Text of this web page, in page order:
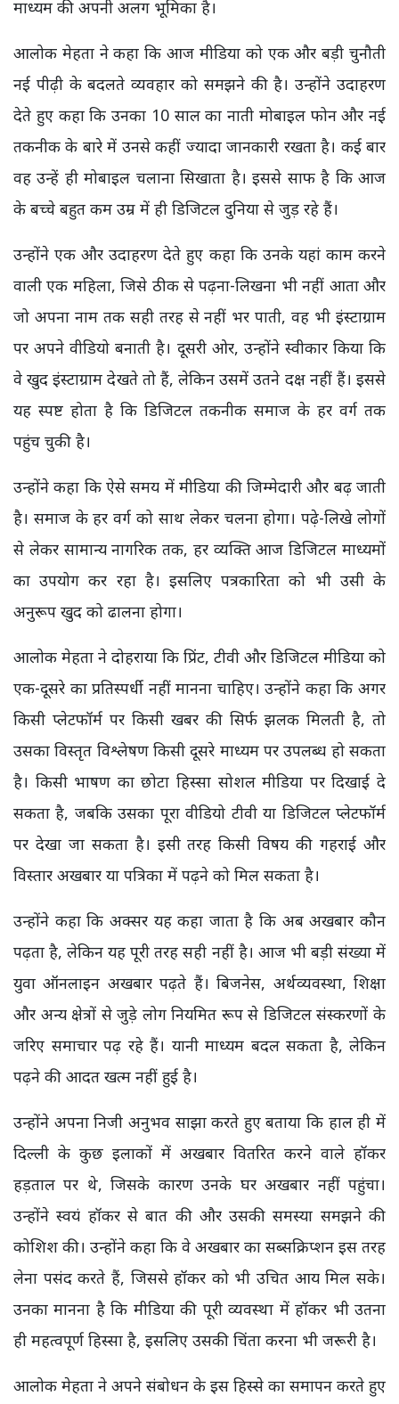
माध्यम की अपनी अलग भूमिका है।
आलोक मेहता ने कहा कि आज मीडिया को एक और बड़ी चुनौती
नई पीढ़ी के बदलते व्यवहार को समझने की है। उन्होंने उदाहरण
देते हुए कहा कि उनका 10 साल का नाती मोबाइल फोन और नई
तकनीक के बारे में उनसे कहीं ज्यादा जानकारी रखता है। कई बार
वह उन्हें ही मोबाइल चलाना सिखाता है। इससे साफ है कि आज
के बच्चे बहुत कम उम्र में ही डिजिटल दुनिया से जुड़ रहे हैं।
उन्होंने एक और उदाहरण देते हुए कहा कि उनके यहां काम करने
वाली एक महिला, जिसे ठीक से पढ़ना-लिखना भी नहीं आता और
जो अपना नाम तक सही तरह से नहीं भर पाती, वह भी इंस्टाग्राम
पर अपने वीडियो बनाती है। दूसरी ओर, उन्होंने स्वीकार किया कि
वे खुद इंस्टाग्राम देखते तो हैं, लेकिन उसमें उतने दक्ष नहीं हैं। इससे
यह स्पष्ट होता है कि डिजिटल तकनीक समाज के हर वर्ग तक
पहुंच चुकी है।
उन्होंने कहा कि ऐसे समय में मीडिया की जिम्मेदारी और बढ़ जाती
है। समाज के हर वर्ग को साथ लेकर चलना होगा। पढ़े-लिखे लोगों
से लेकर सामान्य नागरिक तक, हर व्यक्ति आज डिजिटल माध्यमों
का उपयोग कर रहा है। इसलिए पत्रकारिता को भी उसी के
अनुरूप खुद को ढालना होगा।
आलोक मेहता ने दोहराया कि प्रिंट, टीवी और डिजिटल मीडिया को
एक-दूसरे का प्रतिस्पर्धी नहीं मानना चाहिए। उन्होंने कहा कि अगर
किसी प्लेटफॉर्म पर किसी खबर की सिर्फ झलक मिलती है, तो
उसका विस्तृत विश्लेषण किसी दूसरे माध्यम पर उपलब्ध हो सकता
है। किसी भाषण का छोटा हिस्सा सोशल मीडिया पर दिखाई दे
सकता है, जबकि उसका पूरा वीडियो टीवी या डिजिटल प्लेटफॉर्म
पर देखा जा सकता है। इसी तरह किसी विषय की गहराई और
विस्तार अखबार या पत्रिका में पढ़ने को मिल सकता है।
उन्होंने कहा कि अक्सर यह कहा जाता है कि अब अखबार कौन
पढ़ता है, लेकिन यह पूरी तरह सही नहीं है। आज भी बड़ी संख्या में
युवा ऑनलाइन अखबार पढ़ते हैं। बिजनेस, अर्थव्यवस्था, शिक्षा
और अन्य क्षेत्रों से जुड़े लोग नियमित रूप से डिजिटल संस्करणों के
जरिए समाचार पढ़ रहे हैं। यानी माध्यम बदल सकता है, लेकिन
पढ़ने की आदत खत्म नहीं हुई है।
उन्होंने अपना निजी अनुभव साझा करते हुए बताया कि हाल ही में
दिल्ली के कुछ इलाकों में अखबार वितरित करने वाले हॉकर
हड़ताल पर थे, जिसके कारण उनके घर अखबार नहीं पहुंचा।
उन्होंने स्वयं हॉकर से बात की और उसकी समस्या समझने की
कोशिश की। उन्होंने कहा कि वे अखबार का सब्सक्रिप्शन इस तरह
लेना पसंद करते हैं, जिससे हॉकर को भी उचित आय मिल सके।
उनका मानना है कि मीडिया की पूरी व्यवस्था में हॉकर भी उतना
ही महत्वपूर्ण हिस्सा है, इसलिए उसकी चिंता करना भी जरूरी है।
आलोक मेहता ने अपने संबोधन के इस हिस्से का समापन करते हुए